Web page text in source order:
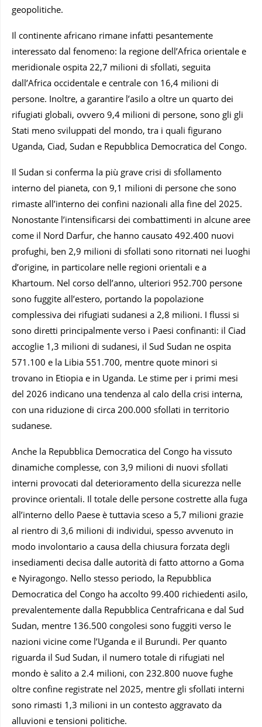
geopolitiche.
Il continente africano rimane infatti pesantemente
interessato dal fenomeno: la regione dell’Africa orientale e
meridionale ospita 22,7 milioni di sfollati, seguita
dall’Africa occidentale e centrale con 16,4 milioni di
persone. Inoltre, a garantire l’asilo a oltre un quarto dei
rifugiati globali, ovvero 9,4 milioni di persone, sono gli gli
Stati meno sviluppati del mondo, tra i quali figurano
Uganda, Ciad, Sudan e Repubblica Democratica del Congo.
Il Sudan si conferma la più grave crisi di sfollamento
interno del pianeta, con 9,1 milioni di persone che sono
rimaste all’interno dei confini nazionali alla fine del 2025.
Nonostante l’intensificarsi dei combattimenti in alcune aree
come il Nord Darfur, che hanno causato 492.400 nuovi
profughi, ben 2,9 milioni di sfollati sono ritornati nei luoghi
d’origine, in particolare nelle regioni orientali e a
Khartoum. Nel corso dell’anno, ulteriori 952.700 persone
sono fuggite all’estero, portando la popolazione
complessiva dei rifugiati sudanesi a 2,8 milioni. I flussi si
sono diretti principalmente verso i Paesi confinanti: il Ciad
accoglie 1,3 milioni di sudanesi, il Sud Sudan ne ospita
571.100 e la Libia 551.700, mentre quote minori si
trovano in Etiopia e in Uganda. Le stime per i primi mesi
del 2026 indicano una tendenza al calo della crisi interna,
con una riduzione di circa 200.000 sfollati in territorio
sudanese.
Anche la Repubblica Democratica del Congo ha vissuto
dinamiche complesse, con 3,9 milioni di nuovi sfollati
interni provocati dal deterioramento della sicurezza nelle
province orientali. Il totale delle persone costrette alla fuga
all’interno dello Paese è tuttavia sceso a 5,7 milioni grazie
al rientro di 3,6 milioni di individui, spesso avvenuto in
modo involontario a causa della chiusura forzata degli
insediamenti decisa dalle autorità di fatto attorno a Goma
e Nyiragongo. Nello stesso periodo, la Repubblica
Democratica del Congo ha accolto 99.400 richiedenti asilo,
prevalentemente dalla Repubblica Centrafricana e dal Sud
Sudan, mentre 136.500 congolesi sono fuggiti verso le
nazioni vicine come l’Uganda e il Burundi. Per quanto
riguarda il Sud Sudan, il numero totale di rifugiati nel
mondo è salito a 2.4 milioni, con 232.800 nuove fughe
oltre confine registrate nel 2025, mentre gli sfollati interni
sono rimasti 1,3 milioni in un contesto aggravato da
alluvioni e tensioni politiche.